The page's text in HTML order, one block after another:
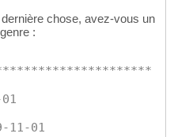
chose, avez-vous un
:
11-01